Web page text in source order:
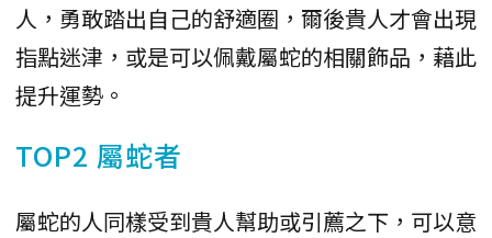
人，勇敢踏出自己的舒適圈，爾後貴人才會出現
指點迷津，或是可以佩戴屬蛇的相關飾品，藉此
提升運勢。
TOP2 屬蛇者
屬蛇的人同樣受到貴人幫助或引薦之下，可以意